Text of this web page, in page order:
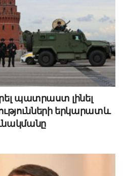
պատրաստ լինել
երկարատև